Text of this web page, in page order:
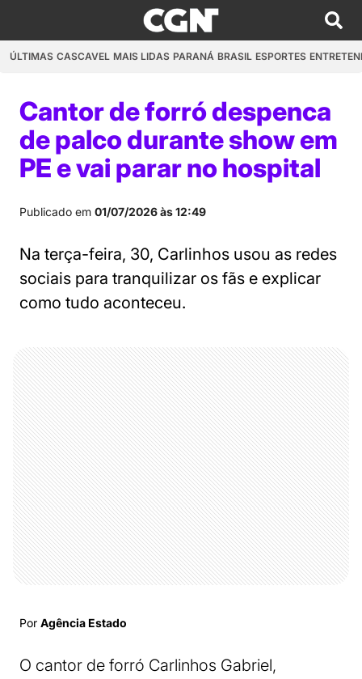
ÚLTIMAS CASCAVEL MAIS LIDAS PARANÁ BRASIL ESPORTES
Cantor de forró despenca
de palco durante show em
PE e vai parar no hospital
Publicado em 01/07/2026 às 12:49
Na terça-feira, 30, Carlinhos usou as redes
sociais para tranquilizar os fãs e explicar
como tudo aconteceu.
Por Agência Estado
O cantor de forró Carlinhos Gabriel,